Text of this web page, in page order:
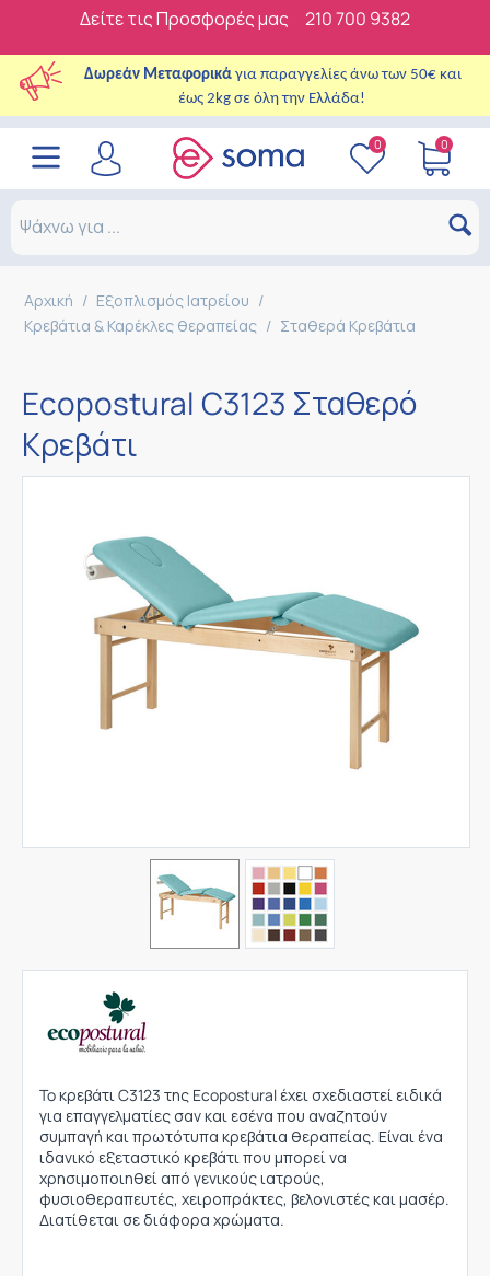
Δείτε τις Προσφορές μας 210 700 9382
Δωρεάν Μεταφορικά για παραγγελίες άνω των 50€ και
έως 2kg σε όλη την Ελλάδα!
0 0
Αρχική / Εξοπλισμός Ιατρείου /
Κρεβάτια & Καρέκλες θεραπείας / Σταθερά Κρεβάτια
Ecopostural C3123 Σταθερό
Κρεβάτι
To κρεβάτι C3123 της Ecopostural έχει σχεδιαστεί ειδικά
για επαγγελματίες σαν και εσένα που αναζητούν
συμπαγή και πρωτότυπα κρεβάτια θεραπείας. Είναι ένα
ιδανικό εξεταστικό κρεβάτι που μπορεί να
χρησιμοποιηθεί από γενικούς ιατρούς,
φυσιοθεραπευτές, χειροπράκτες, βελονιστές και μασέρ.
Διατίθεται σε διάφορα χρώματα.